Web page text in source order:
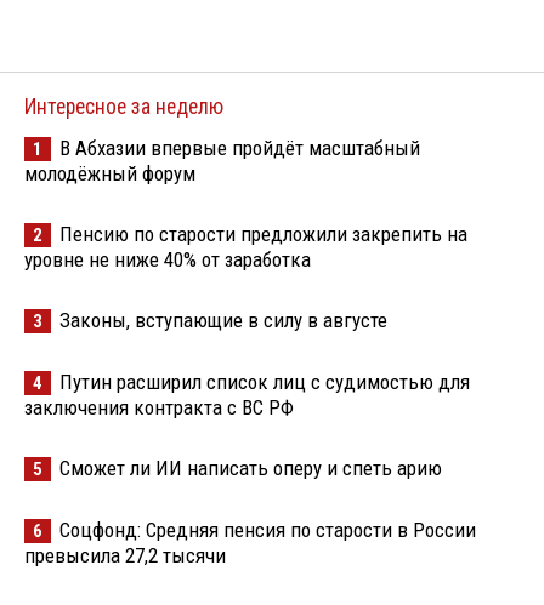
Интересное за неделю
1
В Абхазии впервые пройдёт масштабный
молодёжный форум
2
Пенсию по старости предложили закрепить на
уровне не ниже 40% от заработка
3 Законы, вступающие в силу в августе
4
Путин расширил список лиц с судимостью для
заключения контракта с ВС РФ
5 Сможет ли ИИ написать оперу и спеть арию
6
Соцфонд: Средняя пенсия по старости в России
превысила 27,2 тысячи